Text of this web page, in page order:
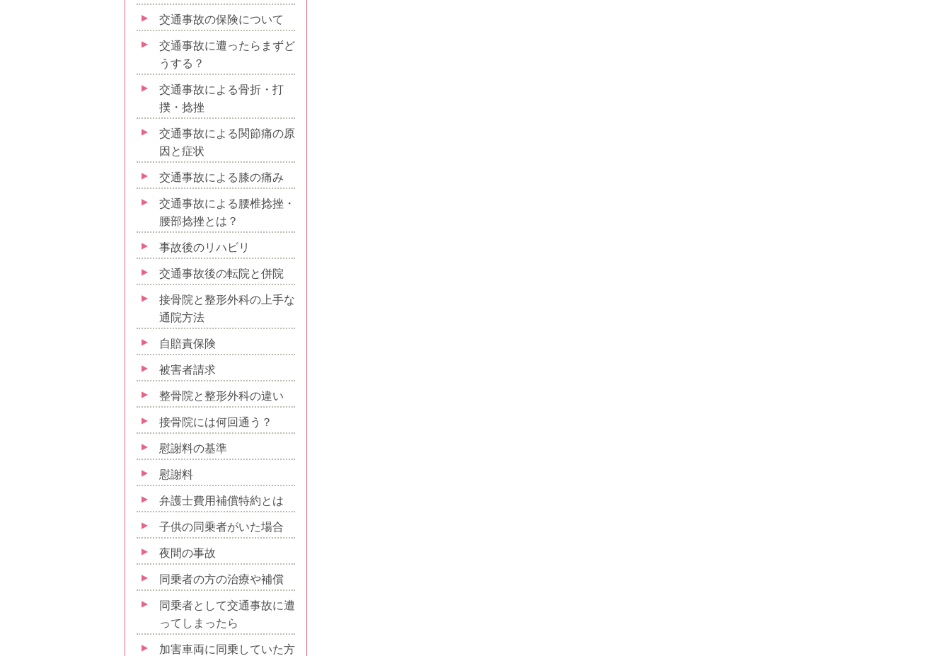
交通事故の保険について
交通事故に遭ったらまずど
うする？
交通事故による骨折・打
撲・捻挫
交通事故による関節痛の原
因と症状
交通事故による膝の痛み
交通事故による腰椎捻挫・
腰部捻挫とは？
事故後のリハビリ
交通事故後の転院と併院
接骨院と整形外科の上手な
通院方法
自賠責保険
被害者請求
整骨院と整形外科の違い
接骨院には何回通う？
慰謝料の基準
慰謝料
弁護士費用補償特約とは
子供の同乗者がいた場合
夜間の事故
同乗者の方の治療や補償
同乗者として交通事故に遭
ってしまったら
加害車両に同乗していた方